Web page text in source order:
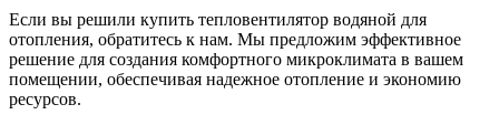
Если вы решили купить тепловентилятор водяной для
отопления, обратитесь к нам. Мы предложим эффективное
решение для создания комфортного микроклимата в вашем
помещении, обеспечивая надежное отопление и экономию
ресурсов.